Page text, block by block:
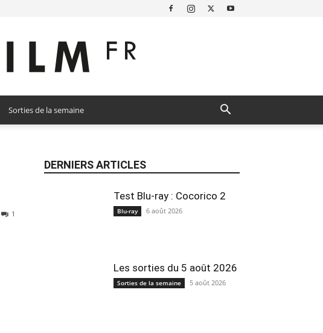
Sorties de la semaine
1
DERNIERS ARTICLES
Test Blu-ray : Cocorico 2
Blu-ray 6 août 2026
Les sorties du 5 août 2026
Sorties de la semaine 5 août 2026